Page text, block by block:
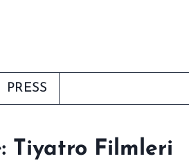
PRESS
Tiyatro Filmleri